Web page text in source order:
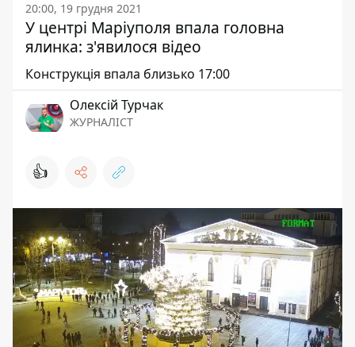
20:00, 19 грудня 2021
У центрі Маріуполя впала головна
ялинка: з'явилося відео
Конструкція впала близько 17:00
Олексій Турчак
ЖУРНАЛІСТ
👍